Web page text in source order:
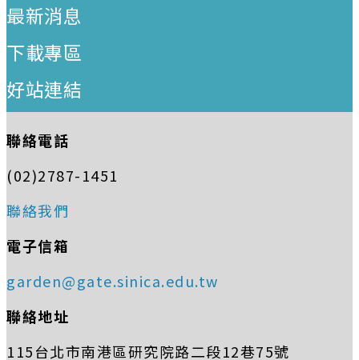
最新消息
下載專區
好站連結
聯絡電話
(02)2787-1451
聯絡我們
電子信箱
garden@gate.sinica.edu.tw
聯絡地址
115台北市南港區研究院路二段12巷75號